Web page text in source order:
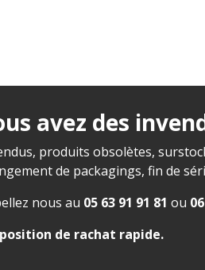
avez des
produits obsolètes,
de packagings, fin de
nous au 05 63 91 91 81 ou
de rachat rapide.